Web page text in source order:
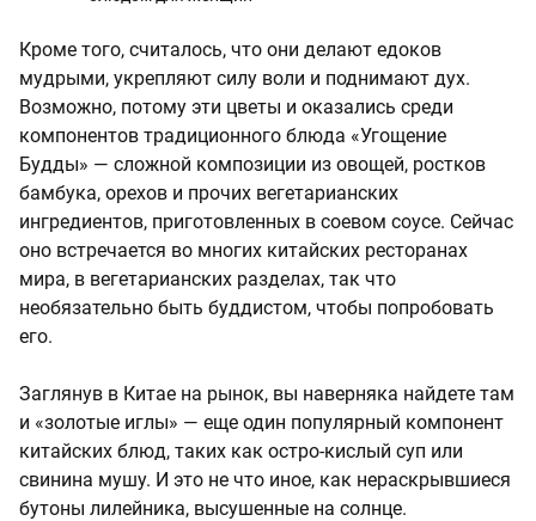
Кроме того, считалось, что они делают едоков
мудрыми, укрепляют силу воли и поднимают дух.
Возможно, потому эти цветы и оказались среди
компонентов традиционного блюда «Угощение
Будды» — сложной композиции из овощей, ростков
бамбука, орехов и прочих вегетарианских
ингредиентов, приготовленных в соевом соусе. Сейчас
оно встречается во многих китайских ресторанах
мира, в вегетарианских разделах, так что
необязательно быть буддистом, чтобы попробовать
его.
Заглянув в Китае на рынок, вы наверняка найдете там
и «золотые иглы» — еще один популярный компонент
китайских блюд, таких как остро-кислый суп или
свинина мушу. И это не что иное, как нераскрывшиеся
бутоны лилейника, высушенные на солнце.